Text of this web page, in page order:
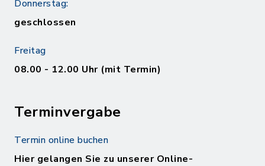
Donnerstag:
geschlossen
Freitag
08.00 - 12.00 Uhr (mit Termin)
Terminvergabe
Termin online buchen
Hier gelangen Sie zu unserer Online-